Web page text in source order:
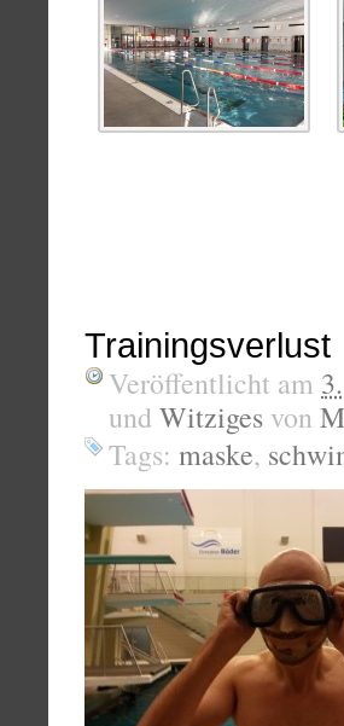
Trainingsverlust
Veröffentlicht am
und Witziges von
Tags: maske,